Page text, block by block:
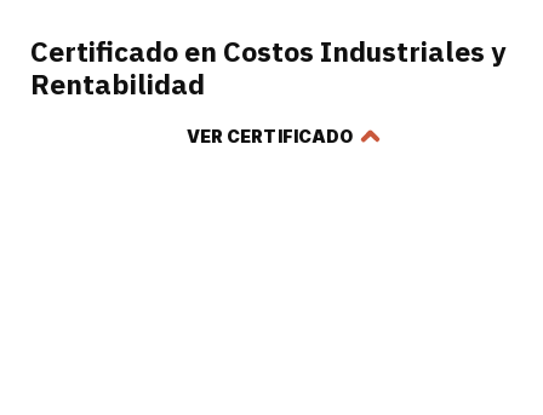
Certificado en Costos Industriales y
Rentabilidad
VER CERTIFICADO